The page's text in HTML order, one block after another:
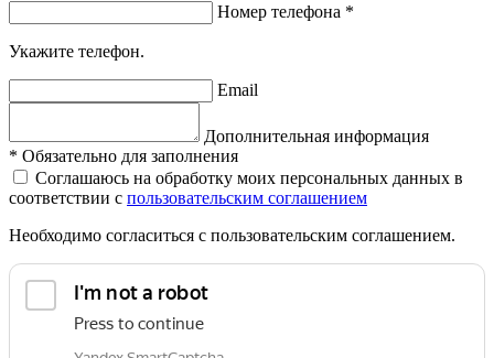
Номер телефона *
Укажите телефон.
Email
Дополнительная информация
* Обязательно для заполнения
Соглашаюсь на обработку моих персональных данных в
соответствии с пользовательским соглашением
Необходимо согласиться с пользовательским соглашением.